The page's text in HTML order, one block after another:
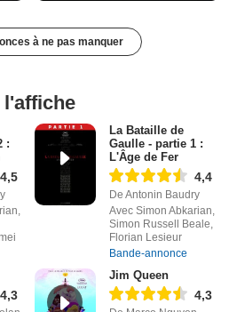
à ne pas manquer
l'affiche
:
4,5
La Bataille de
Gaulle - partie 1 :
L'Âge de Fer
4,4
De Antonin Baudry
Avec Simon Abkarian,
Simon Russell Beale,
Florian Lesieur
Bande-annonce
4,3
Jim Queen
4,3